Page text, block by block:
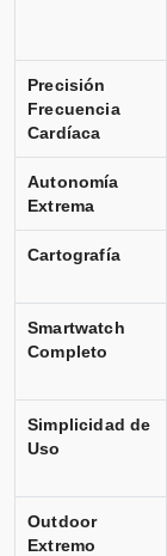
Precisión
Frecuencia
Cardíaca
Autonomía
Extrema
Cartografía
Smartwatch
Completo
Simplicidad de
Uso
Outdoor
Extremo